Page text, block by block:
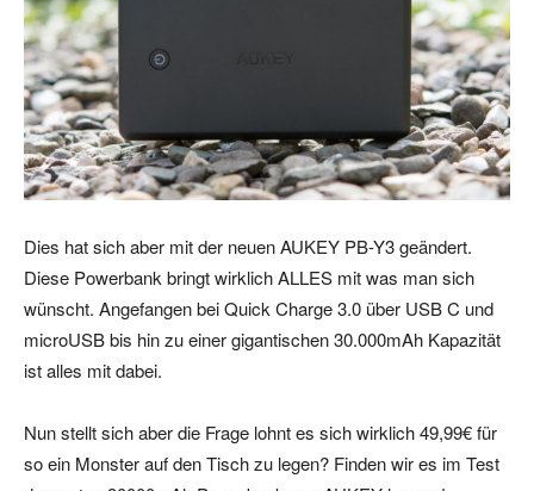
Dies hat sich aber mit der neuen AUKEY PB-Y3 geändert.
Diese Powerbank bringt wirklich ALLES mit was man sich
wünscht. Angefangen bei Quick Charge 3.0 über USB C und
microUSB bis hin zu einer gigantischen 30.000mAh Kapazität
ist alles mit dabei.
Nun stellt sich aber die Frage lohnt es sich wirklich 49,99€ für
so ein Monster auf den Tisch zu legen? Finden wir es im Test